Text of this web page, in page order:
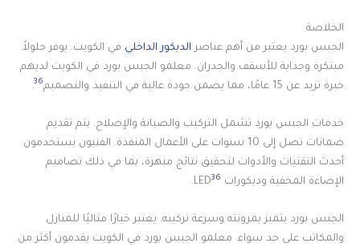
الخلاصة
الجبس بورد يعتبر من أهم عناصر الديكور الداخلي في الكويت. يوفر حلولاً
مبتكرة وجذابة للأسقف والجدران. معلمو الجبس بورد في الكويت لديهم
خبرة تزيد عن 15 عامًا، مما يضمن جودة عالية في التنفيذ والتصميم
36
.
خدمات الجبس بورد تشمل التركيب والصيانة والإصلاح. يتم تقديم
ضمانات تصل إلى 10 سنوات على الأعمال المنفذة. الفنيون يستخدمون
أحدث التقنيات والأدوات لتحقيق نتائج مبهرة، بما في ذلك تصاميم
الإضاءة المخفية وديكورات LED 36
.
الجبس بورد يتميز بمرونته وسرعة تركيبه. يعتبر خيارًا مثاليًا للمنازل
والمكاتب على حد سواء. معلمو الجبس بورد في الكويت يقدمون أكثر من